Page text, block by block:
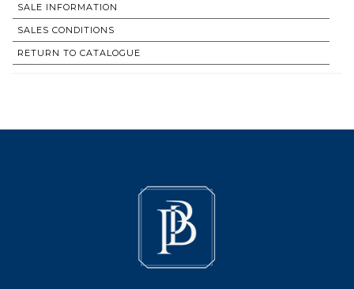
SALE INFORMATION
SALES CONDITIONS
RETURN TO CATALOGUE